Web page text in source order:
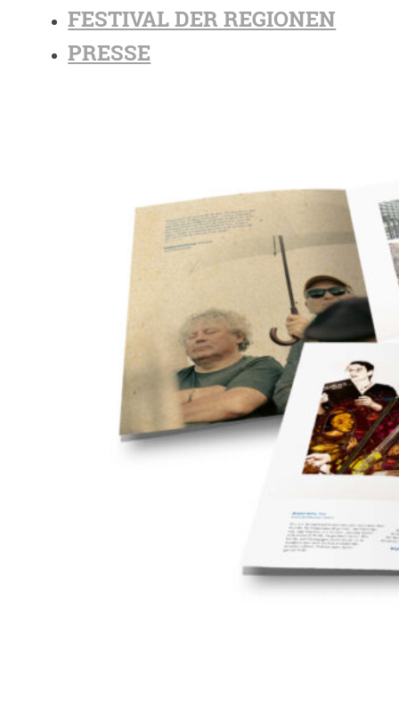
FESTIVAL DER REGIONEN
PRESSE